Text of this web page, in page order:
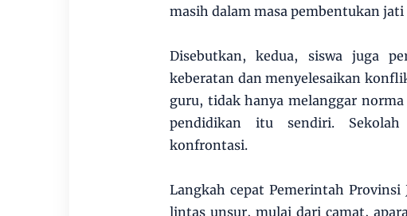
masih dalam masa pembentukan
Disebutkan, kedua, siswa juga
keberatan dan menyelesaikan
guru, tidak hanya melanggar
pendidikan itu sendiri. Sekolah
konfrontasi.
Langkah cepat Pemerintah
lintas unsur, mulai dari camat,